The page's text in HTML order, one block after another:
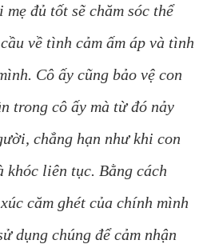
đủ tốt sẽ chăm sóc thể
về tình cảm ấm áp và tình
Cô ấy cũng bảo vệ con
trong cô ấy mà từ đó nảy
chẳng hạn như khi con
khóc liên tục. Bằng cách
căm ghét của chính mình
dụng chúng để cảm nhận